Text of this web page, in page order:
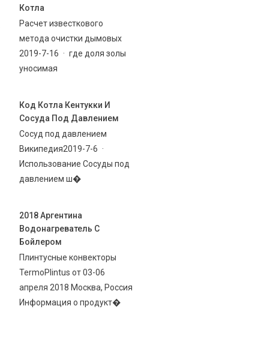
Котла
Расчет известкового
метода очистки дымовых
2019-7-16 · где доля золы
уносимая
Код Котла Кентукки И
Сосуда Под Давлением
Сосуд под давлением
Википедия2019-7-6 ·
Использование Сосуды под
давлением ш�
2018 Аргентина
Водонагреватель С
Бойлером
Плинтусные конвекторы
TermoPlintus от 03-06
апреля 2018 Москва, Россия
Информация о продукт�